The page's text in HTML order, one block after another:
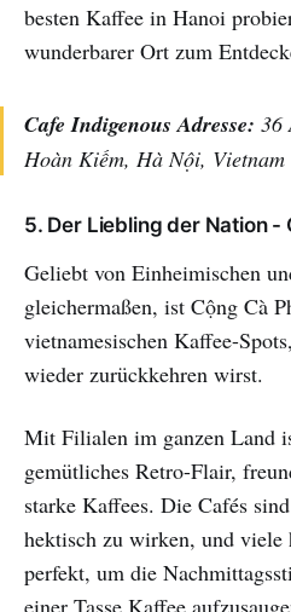
besten Kaffee in Hanoi
wunderbarer Ort zum
Cafe Indigenous Adresse: 36
Hoàn Kiếm, Hà Nội, Vietnam
5. Der Liebling der Nation -
Geliebt von Einheimischen
gleichermaßen, ist Cộng Cà
vietnamesischen Kaffee-
wieder zurückkehren wirst.
Mit Filialen im ganzen Land
gemütliches Retro-Flair,
starke Kaffees. Die Cafés
hektisch zu wirken, und viele
perfekt, um die
einer Tasse Kaffee